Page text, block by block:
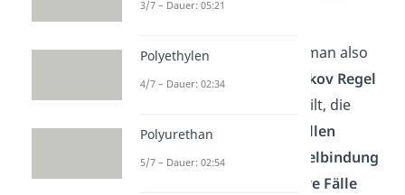
Produkt.
Zusammenfassend kann man also
sagen, dass die
Markovnikov Regel
für einfachere Moleküle gilt, die
keine weiteren funktionellen
Gruppenaußer der
Doppelbindung
komplexere Fälle
3/7 – Dauer: 05:21
Polyethylen
4/7 – Dauer: 02:34
Polyurethan
5/7 – Dauer: 02:54